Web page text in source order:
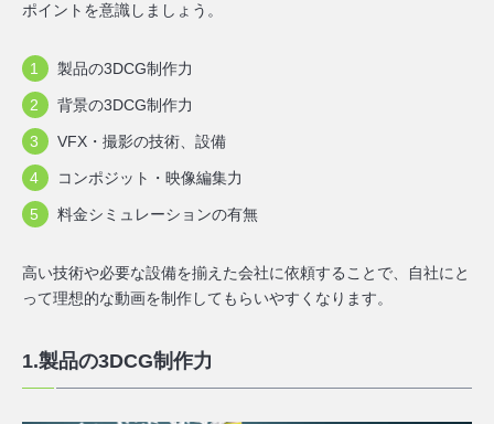
ポイントを意識しましょう。
製品の3DCG制作力
背景の3DCG制作力
VFX・撮影の技術、設備
コンポジット・映像編集力
料金シミュレーションの有無
高い技術や必要な設備を揃えた会社に依頼することで、自社にと
って理想的な動画を制作してもらいやすくなります。
1.製品の3DCG制作力